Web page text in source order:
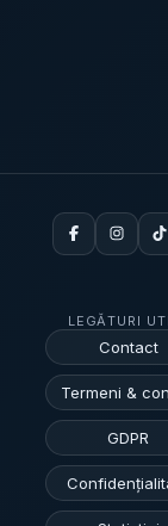
LEGĂTURI
Contact
Termeni &
GDPR